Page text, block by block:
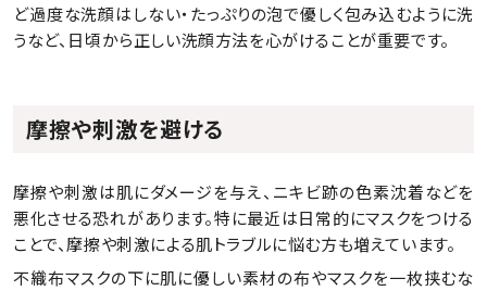
ど過度な洗顔はしない・たっぷりの泡で優しく包み込むように洗
うなど、日頃から正しい洗顔方法を心がけることが重要です。
摩擦や刺激を避ける
摩擦や刺激は肌にダメージを与え、ニキビ跡の色素沈着などを
悪化させる恐れがあります。特に最近は日常的にマスクをつける
ことで、摩擦や刺激による肌トラブルに悩む方も増えています。
不織布マスクの下に肌に優しい素材の布やマスクを一枚挟むな